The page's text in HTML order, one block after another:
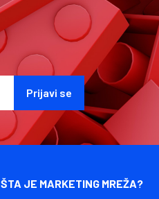
ŠTA JE MARKETING MREŽA?